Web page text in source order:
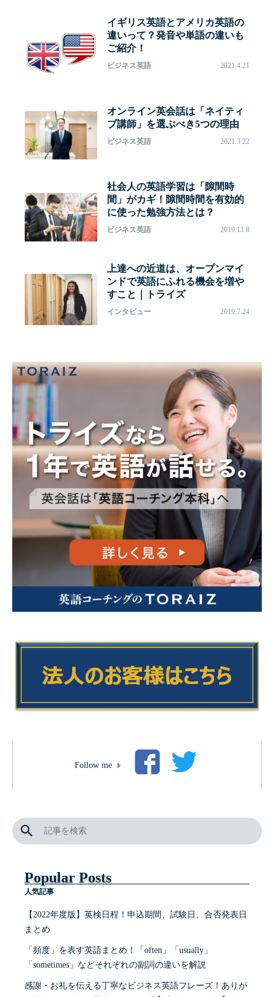
イギリス英語とアメリカ英語の
違いって？発音や単語の違いも
ご紹介！
ビジネス英語 2021.4.21
オンライン英会話は「ネイティ
ブ講師」を選ぶべき5つの理由
ビジネス英語 2021.3.22
社会人の英語学習は「隙間時
間」がカギ！隙間時間を有効的
に使った勉強方法とは？
ビジネス英語 2019.11.8
上達への近道は、オープンマイ
ンドで英語にふれる機会を増や
すこと｜トライズ
インタビュー 2019.7.24
Follow me
Popular Posts
人気記事
【2022年度版】英検日程！申込期間、試験日、合否発表日
まとめ
「頻度」を表す英語まとめ！「often」「usually」
「sometimes」などそれぞれの副詞の違いを解説
感謝・お礼を伝える丁寧なビジネス英語フレーズ！ありが